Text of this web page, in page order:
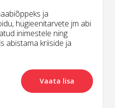
ja
hügieenitarvete jm abi
inimestele ning
abistama kriiside ja
Vaata lisa